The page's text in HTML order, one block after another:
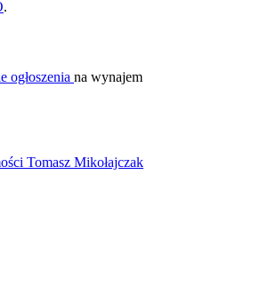
.
na wynajem